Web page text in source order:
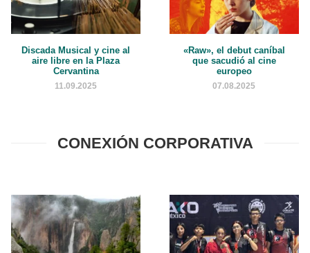
Discada Musical y cine al
aire libre en la Plaza
Cervantina
11.09.2025
«Raw», el debut caníbal
que sacudió al cine
europeo
07.08.2025
CONEXIÓN CORPORATIVA